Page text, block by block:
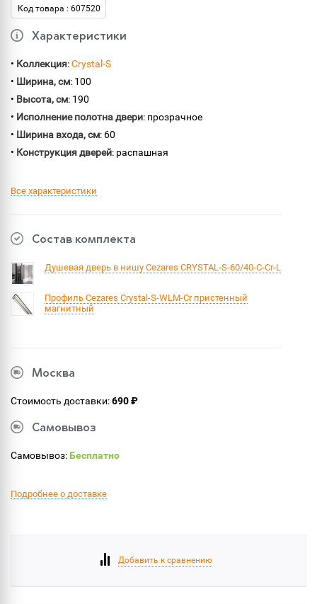
Код товара : 607520
Характеристики
• Коллекция:Crystal-S
• Ширина, см: 100
• Высота, см: 190
• Исполнение полотна двери: прозрачное
• Ширина входа, см: 60
• Конструкция дверей: распашная
Все характеристики
Состав комплекта
Душевая дверь в нишу Cezares CRYSTAL-S-60/40-C-Cr-L
Профиль Cezares Crystal-S-WLM-Cr пристенный
магнитный
Москва
Стоимость доставки:690 ₽
Самовывоз
Самовывоз:Бесплатно
Подробнее о доставке
Добавить к сравнению